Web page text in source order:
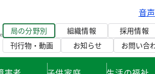
音
局の分野別 組織情報 採用情報
刊行物・動画
お知らせ お問い合